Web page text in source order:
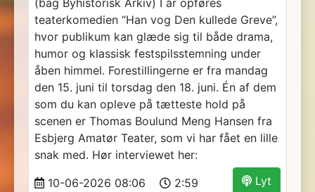
(bag Byhistorisk Arkiv) I år opføres
teaterkomedien “Han vog Den kullede Greve”,
hvor publikum kan glæde sig til både drama,
humor og klassisk festspilsstemning under
åben himmel. Forestillingerne er fra mandag
den 15. juni til torsdag den 18. juni. Én af dem
som du kan opleve på tætteste hold på
scenen er Thomas Boulund Meng Hansen fra
Esbjerg Amatør Teater, som vi har fået en lille
snak med. Hør interviewet her:
Lyt
10-06-2026 08:06 2:59